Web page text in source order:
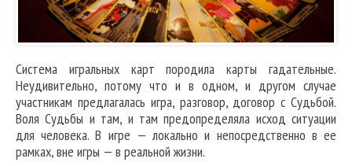
Система игральных карт породила карты гадательные.
Неудивительно, потому что и в одном, и другом случае
участникам предлагалась игра, разговор, договор с Судьбой.
Воля Судьбы и там, и там предопределяла исход ситуации
для человека. В игре — локально и непосредственно в ее
рамках, вне игры — в реальной жизни.